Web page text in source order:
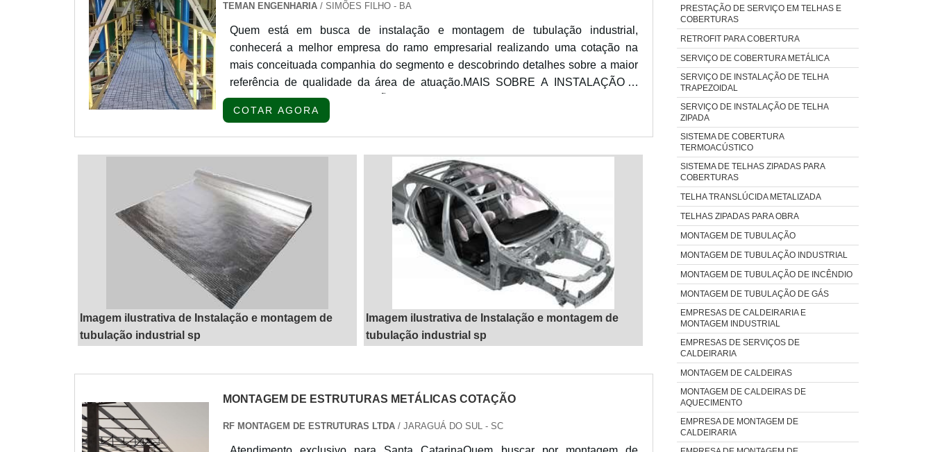
TEMAN ENGENHARIA / SIMÕES FILHO - BA
Quem está em busca de instalação e montagem de tubulação industrial,
conhecerá a melhor empresa do ramo empresarial realizando uma cotação na
mais conceituada companhia do segmento e descobrindo detalhes sobre a maior
referência de qualidade da área de atuação.MAIS SOBRE A INSTALAÇÃO E
MONTAGEM DE TUBULAÇÃO INDUSTRIALQuem precisa de instalação e
montagem de tubulação industrial em uma empresa segura, se depara com a
Teman. Com grande ex...
COTAR AGORA
Imagem ilustrativa de Instalação e montagem de
tubulação industrial sp
Imagem ilustrativa de Instalação e montagem de
tubulação industrial sp
MONTAGEM DE ESTRUTURAS METÁLICAS COTAÇÃO
RF MONTAGEM DE ESTRUTURAS LTDA/ JARAGUÁ DO SUL - SC
PRESTAÇÃO DE SERVIÇO EM TELHAS E
COBERTURAS
RETROFIT PARA COBERTURA
SERVIÇO DE COBERTURA METÁLICA
SERVIÇO DE INSTALAÇÃO DE TELHA
TRAPEZOIDAL
SERVIÇO DE INSTALAÇÃO DE TELHA
ZIPADA
SISTEMA DE COBERTURA
TERMOACÚSTICO
SISTEMA DE TELHAS ZIPADAS PARA
COBERTURAS
TELHA TRANSLÚCIDA METALIZADA
TELHAS ZIPADAS PARA OBRA
MONTAGEM DE TUBULAÇÃO
MONTAGEM DE TUBULAÇÃO INDUSTRIAL
MONTAGEM DE TUBULAÇÃO DE INCÊNDIO
MONTAGEM DE TUBULAÇÃO DE GÁS
EMPRESAS DE CALDEIRARIA E
MONTAGEM INDUSTRIAL
EMPRESAS DE SERVIÇOS DE
CALDEIRARIA
MONTAGEM DE CALDEIRAS
MONTAGEM DE CALDEIRAS DE
AQUECIMENTO
EMPRESA DE MONTAGEM DE
CALDEIRARIA